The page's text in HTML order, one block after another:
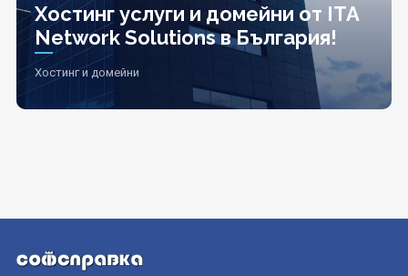
Хостинг услуги и домейни от ITA
Network Solutions в България!
Хостинг и домейни